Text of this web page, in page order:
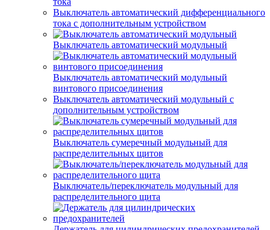
Выключатель автоматический дифференциального
тока с дополнительным устройством
Выключатель автоматический модульный
Выключатель автоматический модульный
винтового присоединения
Выключатель автоматический модульный с
дополнительным устройством
Выключатель сумеречный модульный для
распределительных щитов
Выключатель/переключатель модульный для
распределительного щита